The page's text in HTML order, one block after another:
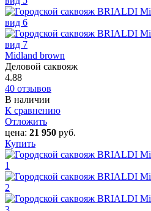
Midland brown
Деловой саквояж
4.88
40 отзывов
В наличии
К сравнению
Отложить
цена: 21 950 руб.
Купить